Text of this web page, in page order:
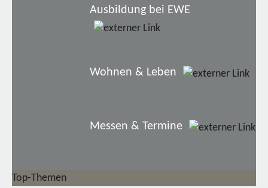
Ausbildung bei EWE
Wohnen & Leben
Messen & Termine
Top-Themen